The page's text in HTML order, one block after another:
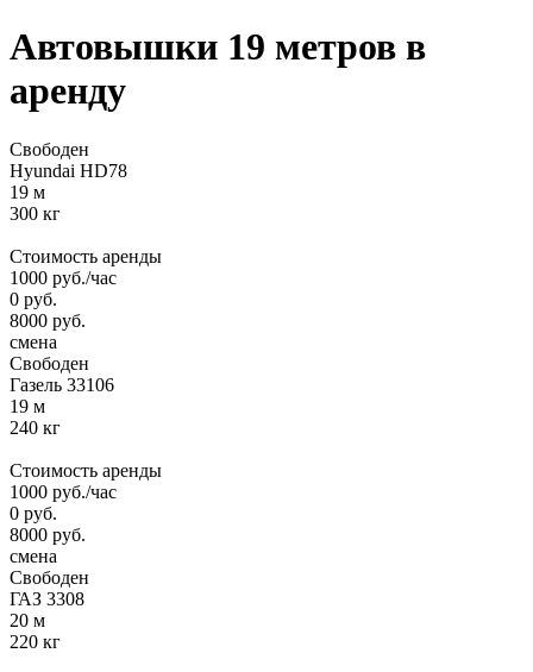
Автовышки 19 метров в
аренду
Свободен
Hyundai HD78
19 м
300 кг
Стоимость аренды
1000 руб./час
0 руб.
8000 руб.
смена
Свободен
Газель 33106
19 м
240 кг
Стоимость аренды
1000 руб./час
0 руб.
8000 руб.
смена
Свободен
ГАЗ 3308
20 м
220 кг